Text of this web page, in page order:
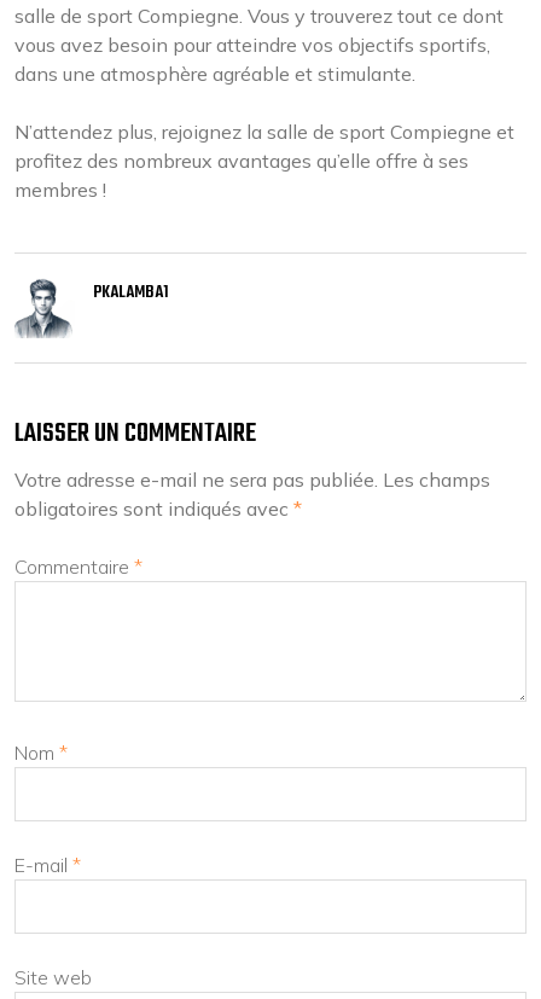
salle de sport Compiegne. Vous y trouverez tout ce dont
vous avez besoin pour atteindre vos objectifs sportifs,
dans une atmosphère agréable et stimulante.
N’attendez plus, rejoignez la salle de sport Compiegne et
profitez des nombreux avantages qu’elle offre à ses
membres !
PKALAMBA1
LAISSER UN COMMENTAIRE
Votre adresse e-mail ne sera pas publiée. Les champs
obligatoires sont indiqués avec *
Commentaire *
Nom *
E-mail *
Site web